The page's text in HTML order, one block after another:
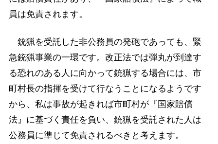
員は免責されます。
銃猟を受託した非公務員の発砲であっても、緊
急銃猟事業の一環です。改正法では弾丸が到達す
る恐れのある人に向かって銃猟する場合には、市
町村長の指揮を受けて行なうことになるようです
から、私は事故が起きれば市町村が『国家賠償
法』に基づく責任を負い、銃猟を受託された人は
公務員に準じて免責されるべきと考えます。